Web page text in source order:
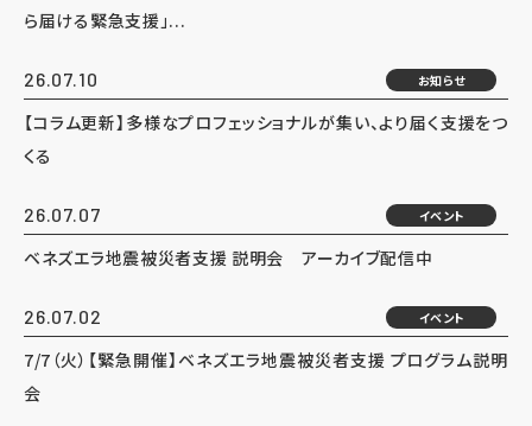
ら届ける緊急支援」...
26.07.10 お知らせ
【コラム更新】多様なプロフェッショナルが集い、より届く支援をつ
くる
26.07.07 イベント
ベネズエラ地震被災者支援 説明会 アーカイブ配信中
26.07.02 イベント
7/7（火）【緊急開催】ベネズエラ地震被災者支援 プログラム説明
会